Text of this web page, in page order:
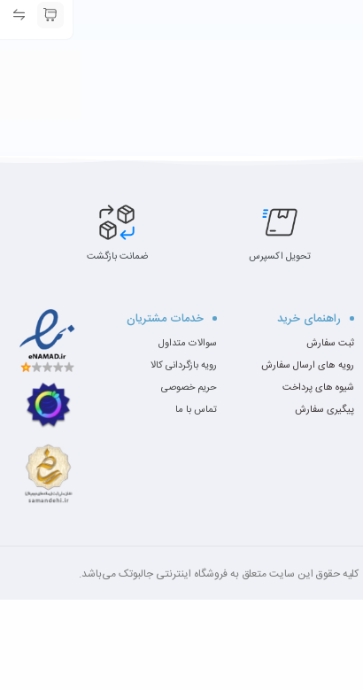
تحویل اکسپرس ضمانت بازگشت
راهنمای خرید
ثبت سفارش
رویه های ارسال سفارش
شیوه های پرداخت
پیگیری سفارش
خدمات مشتریان
سوالات متداول
رویه بازگردانی کالا
حریم خصوصی
تماس با ما
کلیه‌ حقوق این سایت متعلق به فروشگاه اینترنتی جالبوتک می‌باشد.